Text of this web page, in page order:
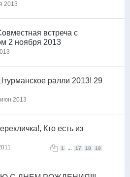
2013
встреча с
2 ноября 2013
ралли 2013! 29
2013
Кто есть из
1 17 18 19